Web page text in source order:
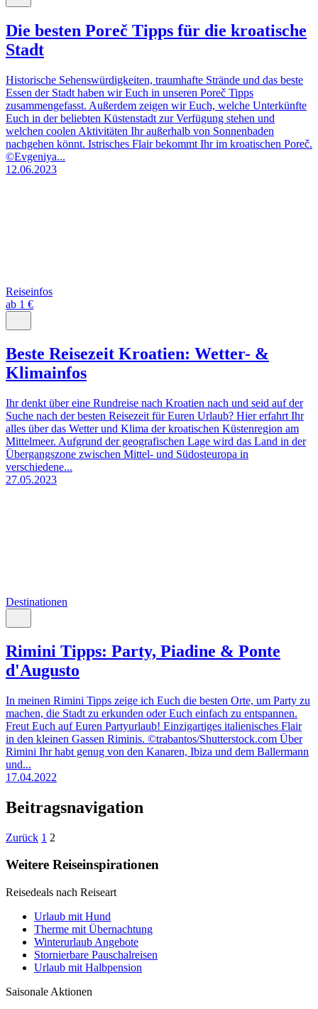
Die besten Poreč Tipps für die kroatische
Stadt
Historische Sehenswürdigkeiten, traumhafte Strände und das beste
Essen der Stadt haben wir Euch in unseren Poreč Tipps
zusammengefasst. Außerdem zeigen wir Euch, welche Unterkünfte
Euch in der beliebten Küstenstadt zur Verfügung stehen und
welchen coolen Aktivitäten Ihr außerhalb von Sonnenbaden
nachgehen könnt. Istrisches Flair bekommt Ihr im kroatischen Poreč.
©Evgeniya...
12.06.2023
Reiseinfos
ab 1 €
Beste Reisezeit Kroatien: Wetter- &
Klimainfos
Ihr denkt über eine Rundreise nach Kroatien nach und seid auf der
Suche nach der besten Reisezeit für Euren Urlaub? Hier erfahrt Ihr
alles über das Wetter und Klima der kroatischen Küstenregion am
Mittelmeer. Aufgrund der geografischen Lage wird das Land in der
Übergangszone zwischen Mittel- und Südosteuropa in
verschiedene...
27.05.2023
Destinationen
Rimini Tipps: Party, Piadine & Ponte
d'Augusto
In meinen Rimini Tipps zeige ich Euch die besten Orte, um Party zu
machen, die Stadt zu erkunden oder Euch einfach zu entspannen.
Freut Euch auf Euren Partyurlaub! Einzigartiges italienisches Flair
in den kleinen Gassen Riminis. ©trabantos/Shutterstock.com Über
Rimini Ihr habt genug von den Kanaren, Ibiza und dem Ballermann
und...
17.04.2022
Beitragsnavigation
Zurück 1 2
Weitere Reiseinspirationen
Reisedeals nach Reiseart
Urlaub mit Hund
Therme mit Übernachtung
Winterurlaub Angebote
Stornierbare Pauschalreisen
Urlaub mit Halbpension
Saisonale Aktionen